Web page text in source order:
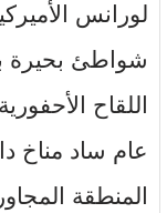
لورانس
شواطئ بحيرة
عام ساد مناخ
المنطقة